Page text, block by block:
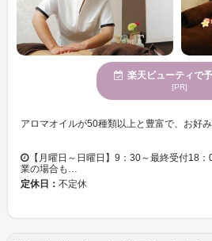
楽天ビューティで
[PR]
【月曜日～日曜日】9：30～最終受付18
業の場合も…
定休日： 不定休